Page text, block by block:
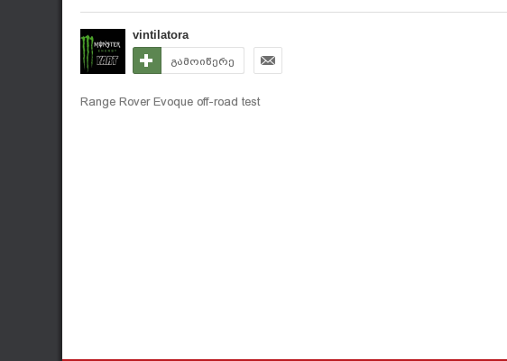
vintilatora
გამოიწერე
Range Rover Evoque off-road test